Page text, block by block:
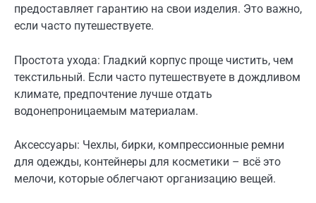
предоставляет гарантию на свои изделия. Это важно,
если часто путешествуете.
Простота ухода: Гладкий корпус проще чистить, чем
текстильный. Если часто путешествуете в дождливом
климате, предпочтение лучше отдать
водонепроницаемым материалам.
Аксессуары: Чехлы, бирки, компрессионные ремни
для одежды, контейнеры для косметики – всё это
мелочи, которые облегчают организацию вещей.